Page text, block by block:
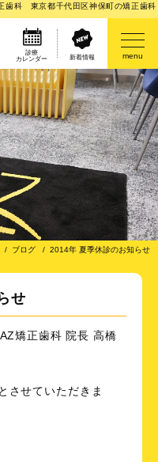
歯科 東京都千代田区神保町の矯正歯科
診療
カレンダー
新着情報 menu
ブログ 2014年 夏季休診のお知らせ
せ
矯正歯科 院長 高橋
させていただきま